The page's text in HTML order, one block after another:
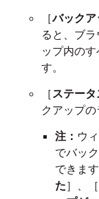
［バック
ると、ブ
ップ内の
す。
［ステー
クアップの
注： ウ
でバッ
できま
た］、［